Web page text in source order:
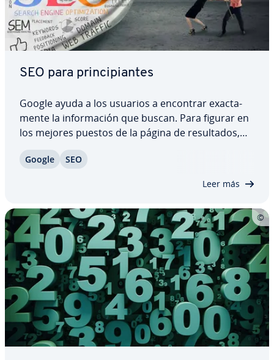
SEO para pri­n­ci­pia­n­tes
Google ayuda a los usuarios a encontrar exac­ta­
me­n­te la in­fo­r­ma­ción que buscan. Para figurar en
los mejores puestos de la página de re­su­l­ta­dos,
página, en primer lugar, para el cliente o el
Google SEO
Leer más